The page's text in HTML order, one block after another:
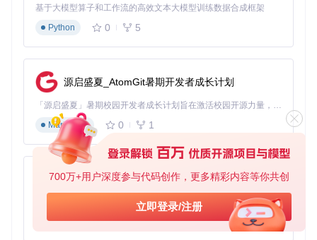
700万+用户深度参与代码创作，更多精彩内容等你共创
立即登录/注册
双路径操作指南
新手路径（3分钟上手）：
git clone
cd douyin-downloader
基础配置：复制config.example.yml为config.yml并填入基
本信息
开始下载：
python downloader.py -u "用户主页链接"
进阶路径（自定义工作流）：
高级配置：调整并发数、下载间隔和过滤规则
基于大模型算子和工作流的高效文本大模型训练数据合成框架
Python
0 5
源启盛夏_AtomGit暑期开发者成长计划
「源启盛夏」暑期校园开发者成长计划旨在激活校园开源力量，通过积分激励、认证扶持、资源倾斜等形式，引导高校组织和开发者完成「入驻 — 建项目 — 做贡献 — 获认证 — 得资源」的完整闭环。无论你是想带领社团入驻平台的组织者，还是希望用代码贡献证明自己的开发者，都能在这里找到属于你的成长路径。
Markdown
0 1
py-xiaozhi
基于Python的Xiaozhi AI，适用于想要完整Xiaozhi体验而无需拥有专用硬件的用户。
Python
0 1